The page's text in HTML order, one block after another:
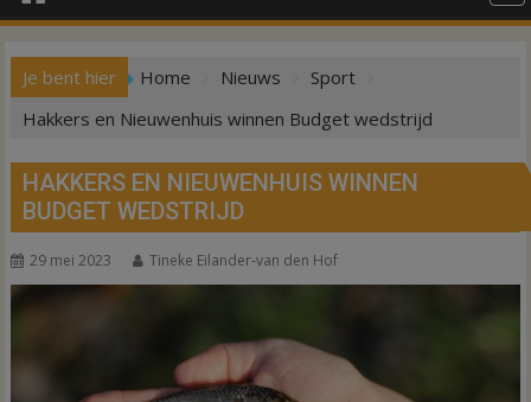
Je bent hier Home Nieuws
Sport
Hakkers en Nieuwenhuis winnen Budget wedstrijd
HAKKERS EN NIEUWENHUIS WINNEN
BUDGET WEDSTRIJD
29 mei 2023 Tineke Eilander-van den Hof